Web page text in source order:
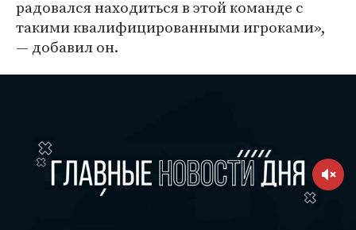
радовался находиться в этой команде с
такими квалифицированными игроками»,
— добавил он.